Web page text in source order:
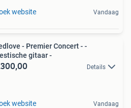
website Vandaag
- Premier Concert - -
gitaar -
Details
website Vandaag